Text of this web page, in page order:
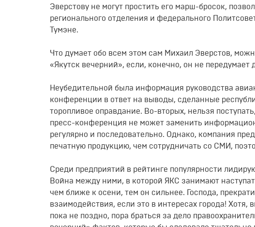
Эверстову не могут простить его марш-бросок,
регионального отделения и федерального
Тумэне.
Что думает обо всем этом сам Михаил Эверстов,
«Якутск вечерний», если, конечно, он не
Неубедительной была информация руководства
конференции в ответ на выводы, сделанные
торопливое оправдание. Во-вторых, нельзя
пресс-конференция не может заменить
регулярно и последовательно. Однако, компания
печатную продукцию, чем сотрудничать со СМИ,
Среди предприятий в рейтинге популярности
Война между ними, в которой ЯКС занимают
чем ближе к осени, тем он сильнее. Господа,
взаимодействия, если это в интересах города! Хотя,
пока не поздно, пора браться за дело